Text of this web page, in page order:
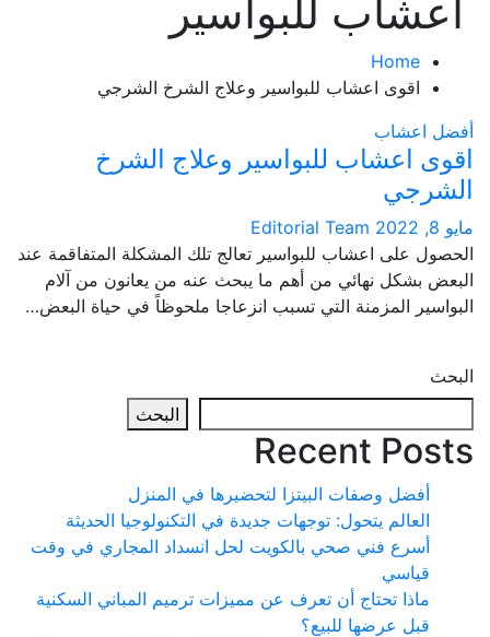
للبواسير
Home
اقوى اعشاب للبواسير وعلاج الشرخ الشرجي
اعشاب
اعشاب للبواسير وعلاج الشرخ
Editorial Team
على اعشاب للبواسير تعالج تلك المشكلة المتفاقمة عند
بشكل نهائي من أهم ما يبحث عنه من يعانون من آلام
المزمنة التي تسبب انزعاجا ملحوظاً في حياة البعض…
Recent
أفضل وصفات البيتزا لتحضيرها في المنزل
العالم يتحول: توجهات جديدة في التكنولوجيا الحديثة
أسرع فني صحي بالكويت لحل انسداد المجاري في وقت
ماذا تحتاج أن تعرف عن مميزات ترميم المباني السكنية
قبل عرضها للبيع؟